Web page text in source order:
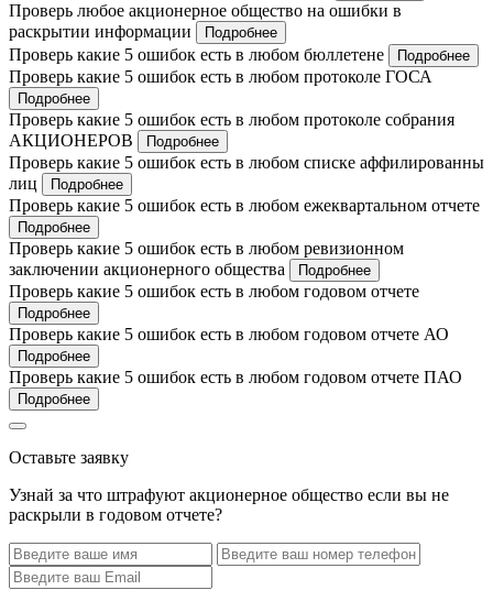
Проверь любое акционерное общество на ошибки в
раскрытии информации
Подробнее
Проверь какие 5 ошибок есть в любом бюллетене Подробнее
Проверь какие 5 ошибок есть в любом протоколе ГОСА
Подробнее
Проверь какие 5 ошибок есть в любом протоколе собрания
АКЦИОНЕРОВ
Подробнее
Проверь какие 5 ошибок есть в любом списке аффилированны
лиц
Подробнее
Проверь какие 5 ошибок есть в любом ежеквартальном отчете
Подробнее
Проверь какие 5 ошибок есть в любом ревизионном
заключении акционерного общества
Подробнее
Проверь какие 5 ошибок есть в любом годовом отчете
Подробнее
Проверь какие 5 ошибок есть в любом годовом отчете АО
Подробнее
Проверь какие 5 ошибок есть в любом годовом отчете ПАО
Подробнее
Оставьте заявку
Узнай за что штрафуют акционерное общество если вы не
раскрыли в годовом отчете?